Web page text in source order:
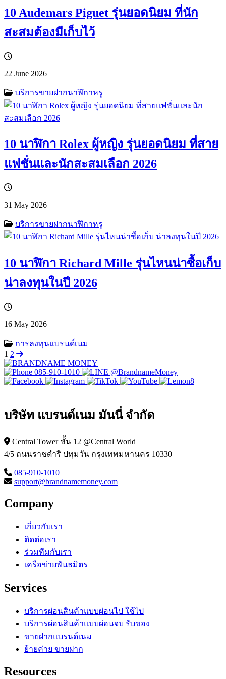
10 Audemars Piguet รุ่นยอดนิยม ที่นัก
สะสมต้องมีเก็บไว้
22 June 2026
บริการขายฝากนาฬิกาหรู
10 นาฬิกา Rolex ผู้หญิง รุ่นยอดนิยม ที่สาย
แฟชั่นและนักสะสมเลือก 2026
31 May 2026
บริการขายฝากนาฬิกาหรู
10 นาฬิกา Richard Mille รุ่นไหนน่าซื้อเก็บ
น่าลงทุนในปี 2026
16 May 2026
การลงทุนแบรนด์เนม
Posts
navigation
1 2
085-910-1010 @BrandnameMoney
บริษัท แบรนด์เนม มันนี่ จำกัด
Central Tower ชั้น 12 @Central World
4/5 ถนนราชดำริ ปทุมวัน กรุงเทพมหานคร 10330
085-910-1010
support@brandnamemoney.com
Company
เกี่ยวกับเรา
ติดต่อเรา
ร่วมทีมกับเรา
เครือข่ายพันธมิตร
Services
บริการผ่อนสินค้าแบบผ่อนไป ใช้ไป
บริการผ่อนสินค้าแบบผ่อนจบ รับของ
ขายฝากแบรนด์เนม
ย้ายค่าย ขายฝาก
Resources